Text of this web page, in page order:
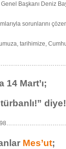
Başkanı Deniz
sorunlarını
tarihimize,
dedi.
Mart’ı;
Mes’ut;